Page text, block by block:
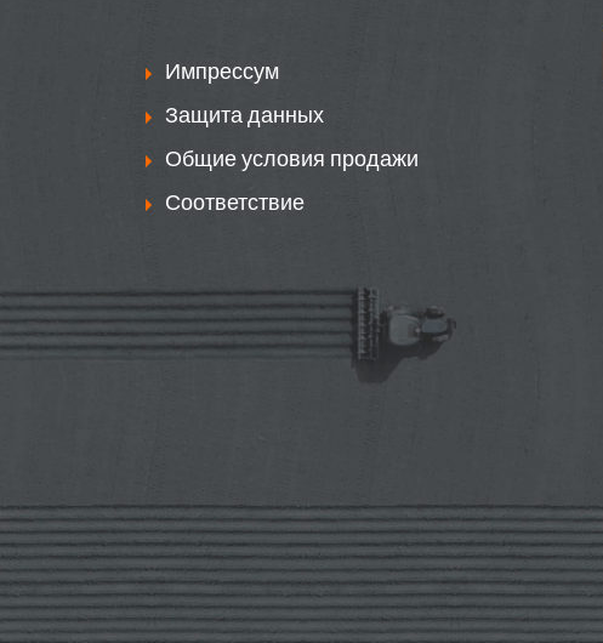
Импрессум
Защита данных
Общие условия продажи
Соответствие